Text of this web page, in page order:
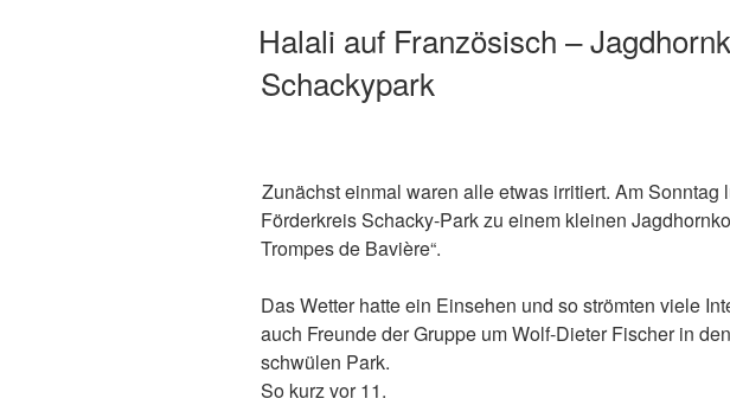
AM
Halali auf Französisch –
Schackypark
Zunächst einmal waren alle etwas irritiert. Am Sonntag
Förderkreis Schacky-Park zu einem kleinen
Trompes de Bavière“.
Das Wetter hatte ein Einsehen und so strömten viele
auch Freunde der Gruppe um Wolf-Dieter Fischer in
schwülen Park.
So kurz vor 11.